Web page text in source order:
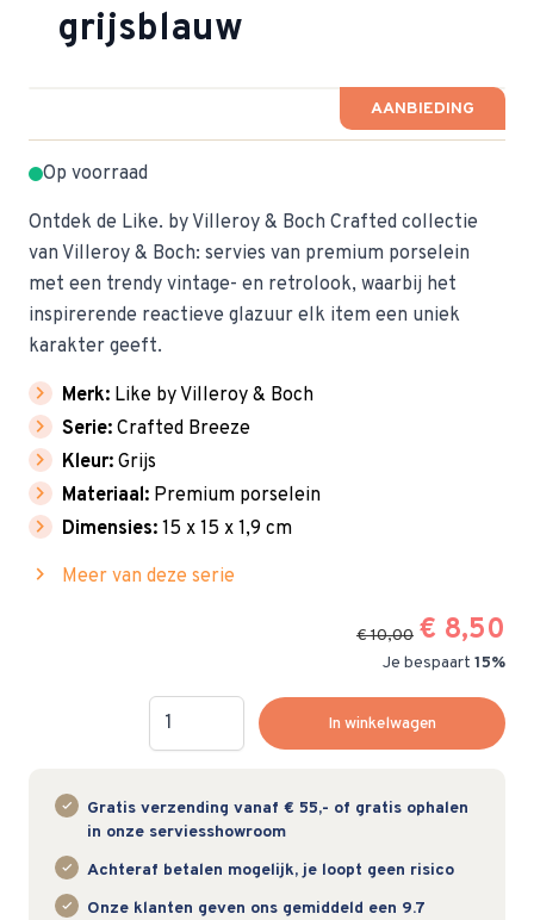
grijsblauw
AANBIEDING
Op voorraad
Ontdek de Like. by Villeroy & Boch Crafted collectie
van Villeroy & Boch: servies van premium porselein
met een trendy vintage- en retrolook, waarbij het
inspirerende reactieve glazuur elk item een uniek
karakter geeft.
chevron_right Merk: Like by Villeroy & Boch
chevron_right Serie: Crafted Breeze
chevron_right Kleur: Grijs
chevron_right Materiaal: Premium porselein
chevron_right Dimensies: 15 x 15 x 1,9 cm
chevron_right Meer van deze serie
€ 10,00 € 8,50
Je bespaart 15%
Hoeveelheid
In winkelwagen
Gratis verzending vanaf € 55,- of gratis ophalen
in onze serviesshowroom
Achteraf betalen mogelijk, je loopt geen risico
Onze klanten geven ons gemiddeld een 9.7